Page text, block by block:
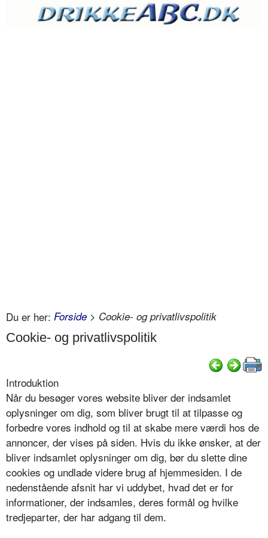
Du er her: Forside > Cookie- og privatlivspolitik
Cookie- og privatlivspolitik
Introduktion
Når du besøger vores website bliver der indsamlet
oplysninger om dig, som bliver brugt til at tilpasse og
forbedre vores indhold og til at skabe mere værdi hos de
annoncer, der vises på siden. Hvis du ikke ønsker, at der
bliver indsamlet oplysninger om dig, bør du slette dine
cookies og undlade videre brug af hjemmesiden. I de
nedenstående afsnit har vi uddybet, hvad det er for
informationer, der indsamles, deres formål og hvilke
tredjeparter, der har adgang til dem.